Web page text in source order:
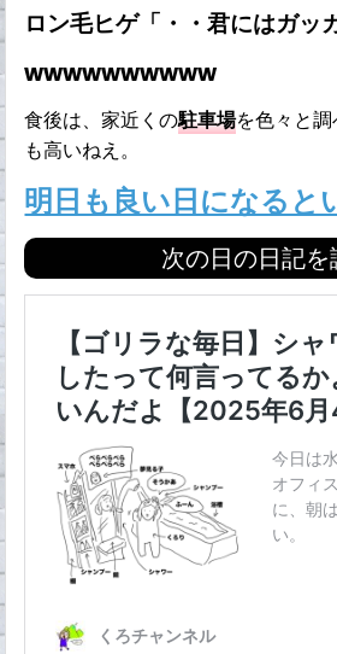
ロン毛ヒゲ「・・君にはガッ
wwwwwwwwww
食後は、家近くの駐車場を色々と
も高いねえ。
明日も良い日になると
次の日の日記を